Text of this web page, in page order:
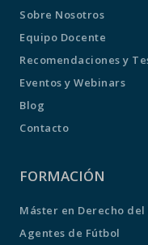
Sobre Nosotros
Equipo Docente
Recomendaciones y
Eventos y Webinars
Blog
Contacto
FORMACIÓN
Máster en Derecho del
Agentes de Fútbol